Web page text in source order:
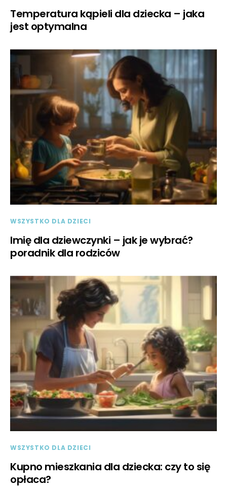
Temperatura kąpieli dla dziecka – jaka
jest optymalna
WSZYSTKO DLA DZIECI
Imię dla dziewczynki – jak je wybrać?
poradnik dla rodziców
WSZYSTKO DLA DZIECI
Kupno mieszkania dla dziecka: czy to się
opłaca?